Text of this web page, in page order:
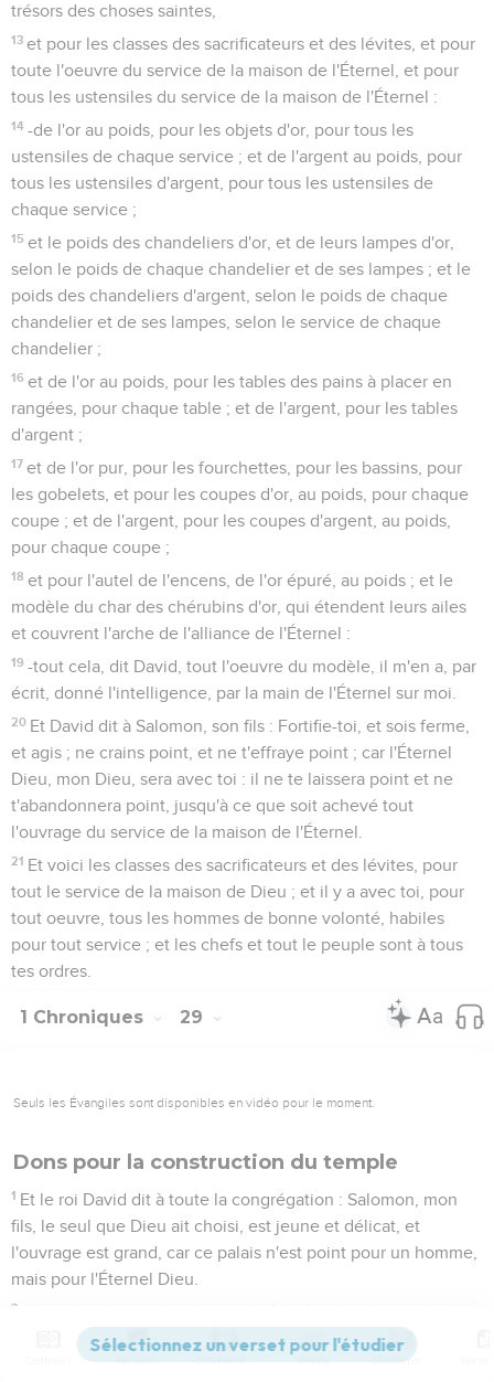
trésors des choses saintes,
13 et pour les classes des sacrificateurs et des lévites, et pour
toute l'oeuvre du service de la maison de l'Éternel, et pour
tous les ustensiles du service de la maison de l'Éternel :
14 -de l'or au poids, pour les objets d'or, pour tous les
ustensiles de chaque service ; et de l'argent au poids, pour
tous les ustensiles d'argent, pour tous les ustensiles de
chaque service ;
15 et le poids des chandeliers d'or, et de leurs lampes d'or,
selon le poids de chaque chandelier et de ses lampes ; et le
poids des chandeliers d'argent, selon le poids de chaque
chandelier et de ses lampes, selon le service de chaque
chandelier ;
16 et de l'or au poids, pour les tables des pains à placer en
rangées, pour chaque table ; et de l'argent, pour les tables
d'argent ;
17 et de l'or pur, pour les fourchettes, pour les bassins, pour
les gobelets, et pour les coupes d'or, au poids, pour chaque
coupe ; et de l'argent, pour les coupes d'argent, au poids,
pour chaque coupe ;
18 et pour l'autel de l'encens, de l'or épuré, au poids ; et le
modèle du char des chérubins d'or, qui étendent leurs ailes
et couvrent l'arche de l'alliance de l'Éternel :
19 -tout cela, dit David, tout l'oeuvre du modèle, il m'en a, par
écrit, donné l'intelligence, par la main de l'Éternel sur moi.
20 Et David dit à Salomon, son fils : Fortifie-toi, et sois ferme,
et agis ; ne crains point, et ne t'effraye point ; car l'Éternel
Dieu, mon Dieu, sera avec toi : il ne te laissera point et ne
t'abandonnera point, jusqu'à ce que soit achevé tout
l'ouvrage du service de la maison de l'Éternel.
21 Et voici les classes des sacrificateurs et des lévites, pour
tout le service de la maison de Dieu ; et il y a avec toi, pour
tout oeuvre, tous les hommes de bonne volonté, habiles
pour tout service ; et les chefs et tout le peuple sont à tous
tes ordres.
1 Chroniques 29
Seuls les Évangiles sont disponibles en vidéo pour le moment.
Dons pour la construction du temple
1 Et le roi David dit à toute la congrégation : Salomon, mon
fils, le seul que Dieu ait choisi, est jeune et délicat, et
l'ouvrage est grand, car ce palais n'est point pour un homme,
mais pour l'Éternel Dieu.
2
Et moi, de toute ma force, j'ai préparé, pour la maison de
mon Dieu, de l'or pour ce qui doit être d'or, et de l'argent
pour ce qui doit être d'argent, et de l'airain pour ce qui doit
Versions Commentaires Strong